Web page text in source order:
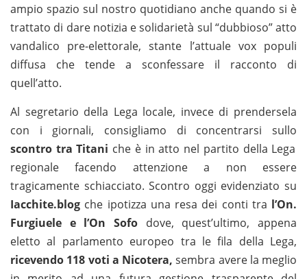
ampio spazio sul nostro quotidiano anche quando si è
trattato di dare notizia e solidarietà sul “dubbioso” atto
vandalico pre-elettorale, stante l’attuale vox populi
diffusa che tende a sconfessare il racconto di
quell’atto.
Al segretario della Lega locale, invece di prendersela
con i giornali, consigliamo di concentrarsi sullo
scontro tra Titani che è in atto nel partito della Lega
regionale facendo attenzione a non essere
tragicamente schiacciato. Scontro oggi evidenziato su
Iacchite.blog che ipotizza una resa dei conti tra l’On.
Furgiuele e l’On Sofo dove, quest’ultimo, appena
eletto al parlamento europeo tra le fila della Lega,
ricevendo 118 voti a Nicotera, sembra avere la meglio